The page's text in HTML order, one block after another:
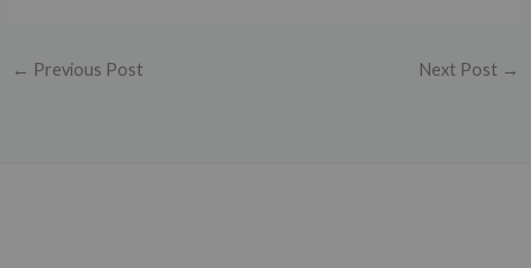
← Previous Post Next Post →